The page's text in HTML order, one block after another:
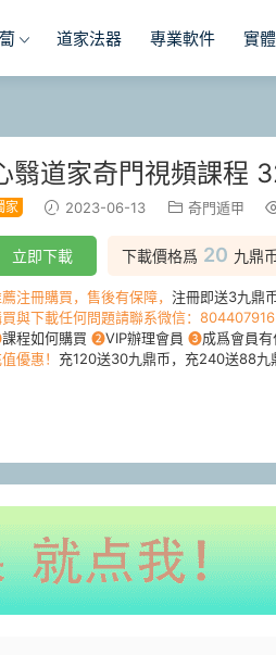
道家法器 專業軟件 實
翳道家奇門視頻課程
家 2023-06-13 奇門遁甲
下載價格爲 20 九鼎
立即下載
注冊購買，售後有保障， 注冊即送3九鼎
買與下載任何問題請聯系微信：804407916
課程如何購買 ❷VIP辦理會員 ❸成爲會員
優惠！ 充120送30九鼎币，充240送88九